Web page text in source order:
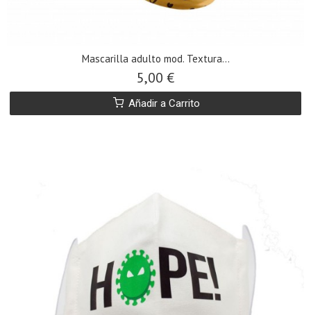
​Mascarilla adulto mod. Textura...
5,00 €
Añadir a Carrito